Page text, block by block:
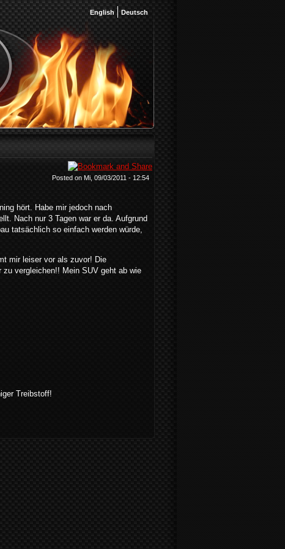
English Deutsch
Posted on Mi, 09/03/2011 - 12:54
hört. Habe mir jedoch nach
Nach nur 3 Tagen war er da. Aufgrund
tatsächlich so einfach werden würde,
mir leiser vor als zuvor! Die
vergleichen!! Mein SUV geht ab wie
Treibstoff!